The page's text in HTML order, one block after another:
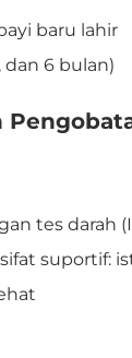
baru lahir
dan 6 bulan)
tes darah
suportif: